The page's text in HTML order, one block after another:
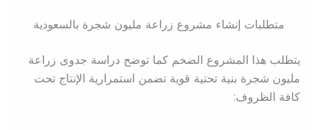
متطلبات إنشاء مشروع زراعة مليون شجرة بالسعودية
يتطلب هذا المشروع الضخم كما توضح دراسة جدوى زراعة
مليون شجرة بنية تحتية قوية تضمن استمرارية الإنتاج تحت
كافة الظروف: